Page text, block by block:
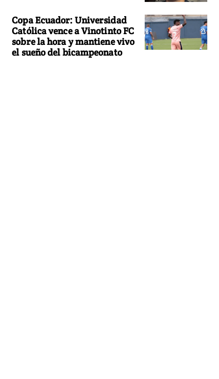
Copa Ecuador: Universidad
Católica vence a Vinotinto FC
sobre la hora y mantiene vivo
el sueño del bicampeonato